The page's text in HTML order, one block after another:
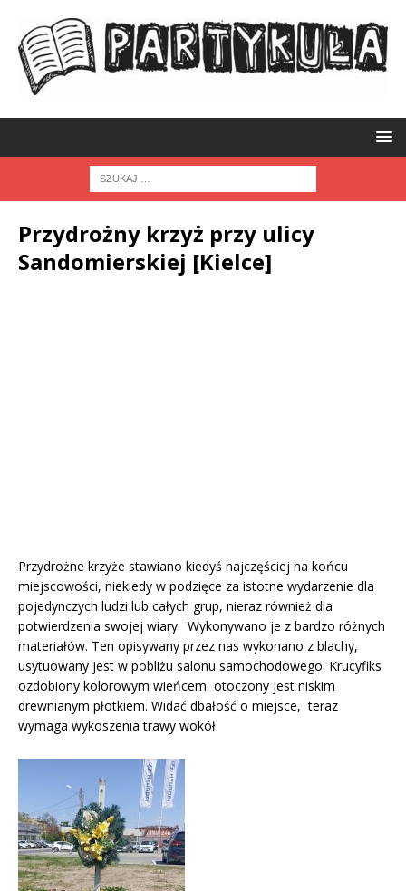
Przydrożny krzyż przy ulicy
Sandomierskiej [Kielce]
Przydrożne krzyże stawiano kiedyś najczęściej na końcu
miejscowości, niekiedy w podzięce za istotne wydarzenie dla
pojedynczych ludzi lub całych grup, nieraz również dla
potwierdzenia swojej wiary. Wykonywano je z bardzo różnych
materiałów. Ten opisywany przez nas wykonano z blachy,
usytuowany jest w pobliżu salonu samochodowego. Krucyfiks
ozdobiony kolorowym wieńcem otoczony jest niskim
drewnianym płotkiem. Widać dbałość o miejsce, teraz
wymaga wykoszenia trawy wokół.